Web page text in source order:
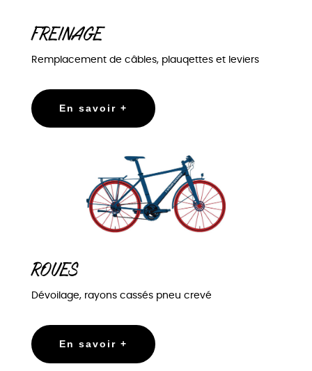
FREINAGE
Remplacement de câbles, plauqettes et leviers
En savoir +
ROUES
Dévoilage, rayons cassés pneu crevé
En savoir +